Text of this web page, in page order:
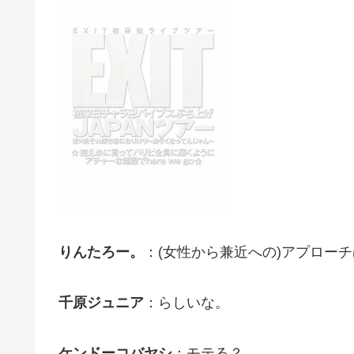
りんたろー。 ：(女性から兼近への)アプロー
千原ジュニア ：らしいな。